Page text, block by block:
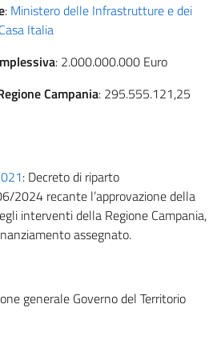
: Ministero delle Infrastrutture e dei
Italia
: 2.000.000.000 Euro
Campania: 295.555.121,25
: Decreto di riparto
2024 recante l’approvazione della
interventi della Regione Campania,
assegnato.
generale Governo del Territorio